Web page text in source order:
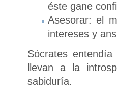
éste gane
Asesorar: el
intereses y
Sócrates
llevan a la
sabiduría.